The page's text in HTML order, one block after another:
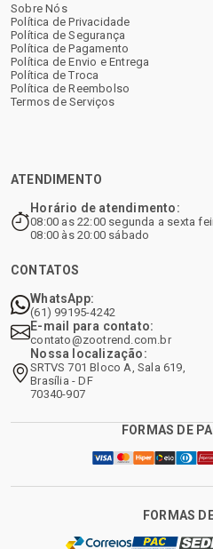
Sobre Nós
Política de Privacidade
Política de Segurança
Política de Pagamento
Política de Envio e Entrega
Política de Troca
Política de Reembolso
Termos de Serviços
ATENDIMENTO
Horário de atendimento:
08:00 as 22:00 segunda a sexta
08:00 às 20:00 sábado
CONTATOS
WhatsApp:
(61) 99195-4242
E-mail para contato:
contato@zootrend.com.br
Nossa localização:
SRTVS 701 Bloco A, Sala 619,
Brasília - DF
70340-907
FORMAS DE
FORMAS